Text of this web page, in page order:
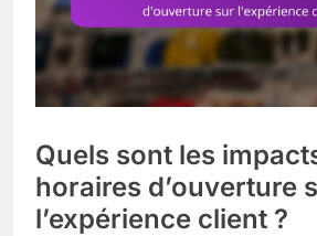
Quels sont les
horaires d’ouverture
l’expérience client ?